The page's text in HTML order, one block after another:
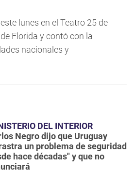
lunes en el Teatro 25 de
Florida y contó con la
nacionales y
DEL INTERIOR
Negro dijo que Uruguay
un problema de seguridad
hace décadas" y que no